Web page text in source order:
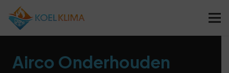
Airco Onderhouden